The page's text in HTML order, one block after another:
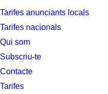
Tarifes anunciants locals
Tarifes nacionals
Qui som
Subscriu-te
Contacte
Tarifes